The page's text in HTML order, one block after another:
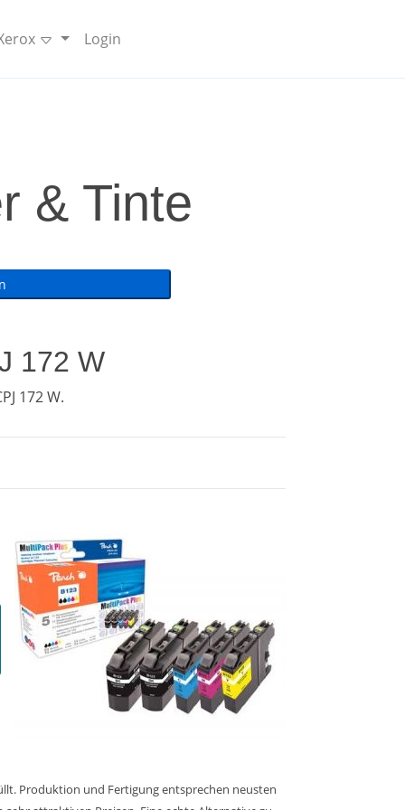
Login
& Tinte
172 W
172 W.
Produktion und Fertigung entsprechen neusten